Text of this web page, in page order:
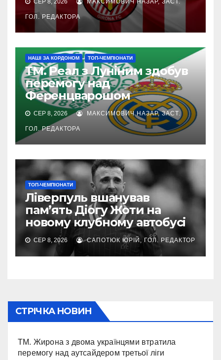
СЕР 8, 2026 МАКСИМОВИЧ НАЗАР, ЗАСТ.
ГОЛ. РЕДАКТОРА
НАШІ ЗА КОРДОНОМ ТОП-ЧЕМПІОНАТИ
ТМ. Реал з Луніним здобув
перемогу над
Ференцварошом
СЕР 8, 2026 МАКСИМОВИЧ НАЗАР, ЗАСТ.
ГОЛ. РЕДАКТОРА
ТОП-ЧЕМПІОНАТИ
Ліверпуль вшанував
пам’ять Діогу Жоти на
новому клубному автобусі
СЕР 8, 2026 САПОТЮК ЮРІЙ, ГОЛ. РЕДАКТОР
СТРІЧКА НОВИН
ТМ. Жирона з двома українцями втратила
перемогу над аутсайдером третьої ліги